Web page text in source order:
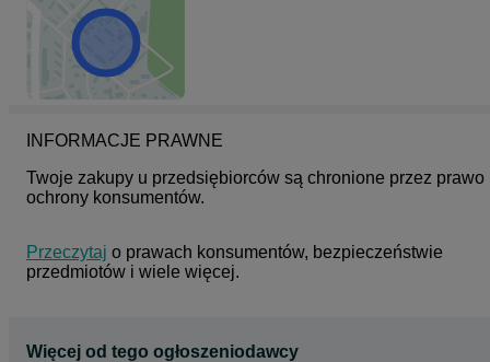
INFORMACJE PRAWNE
Twoje zakupy u przedsiębiorców są chronione przez prawo
ochrony konsumentów.
Przeczytaj o prawach konsumentów, bezpieczeństwie
przedmiotów i wiele więcej.
Więcej od tego ogłoszeniodawcy